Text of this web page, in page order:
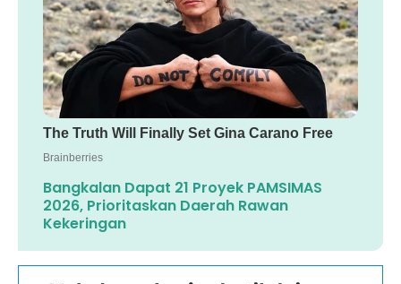
Bangkalan Dapat 21 Proyek PAMSIMAS
2026, Prioritaskan Daerah Rawan
Kekeringan